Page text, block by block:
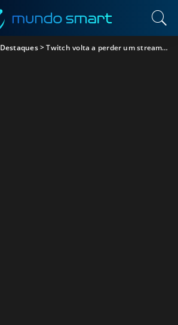
Destaques>Twitch volta a perder um streamer para o Mixer